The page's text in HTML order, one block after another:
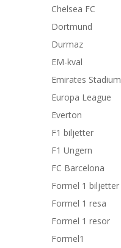
Chelsea FC
Dortmund
Durmaz
EM-kval
Emirates Stadium
Europa League
Everton
F1 biljetter
F1 Ungern
FC Barcelona
Formel 1 biljetter
Formel 1 resa
Formel 1 resor
Formel1